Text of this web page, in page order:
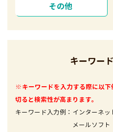
その他
キーワー
※キーワードを入力する際に以
切ると検索性が高まります。
キーワード入力例：インターネ
メールソフト